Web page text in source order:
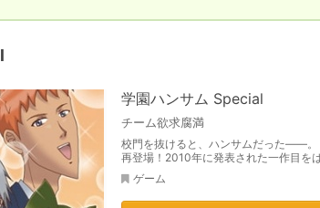
学園ハンサム Special
チーム欲求腐満
校門を抜けると、ハンサムだった――。
再登場！2010年に発表された一作目を
ゲーム